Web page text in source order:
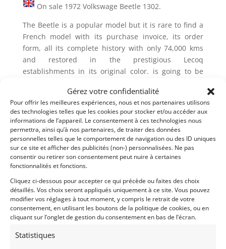
Gérez votre confidentialité
Pour offrir les meilleures expériences, nous et nos partenaires utilisons
des technologies telles que les cookies pour stocker et/ou accéder aux
informations de l’appareil. Le consentement à ces technologies nous
permettra, ainsi qu’à nos partenaires, de traiter des données
personnelles telles que le comportement de navigation ou des ID uniques
sur ce site et afficher des publicités (non-) personnalisées. Ne pas
consentir ou retirer son consentement peut nuire à certaines
fonctionnalités et fonctions.
Cliquez ci-dessous pour accepter ce qui précède ou faites des choix
détaillés. Vos choix seront appliqués uniquement à ce site. Vous pouvez
modifier vos réglages à tout moment, y compris le retrait de votre
consentement, en utilisant les boutons de la politique de cookies, ou en
cliquant sur l’onglet de gestion du consentement en bas de l’écran.
Statistiques
On sale 1972 Volkswage Beetle 1302.
The Beetle is a popular model but it is rare to find a
French model with its purchase invoice, its order
form, all its complete history with only 74,000 kms
and restored in the prestigious Lecoq
establishments in its original color. is going to be
Demandez une expertise de ce modèle
Partager cette annonce